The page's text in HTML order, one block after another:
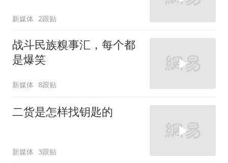
新媒体 2跟贴
战斗民族糗事汇，每个都
是爆笑
新媒体 8跟贴
二货是怎样找钥匙的
新媒体 3跟贴